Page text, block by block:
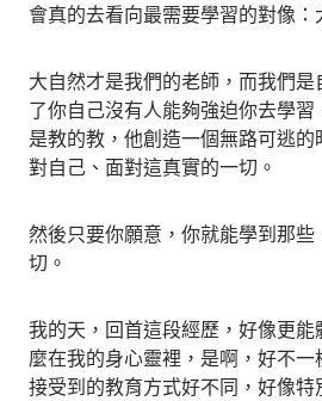
會真的去看向最需要學習的對像：
大自然才是我們的老師，而我們
了你自己沒有人能夠強迫你去學
是教的教，他創造一個無路可逃
對自己、面對這真實的一切。
然後只要你願意，你就能學到那
切。
我的天，回首這段經歷，好像更
麼在我的身心靈裡，是啊，好不
接受到的教育方式好不同，好像特